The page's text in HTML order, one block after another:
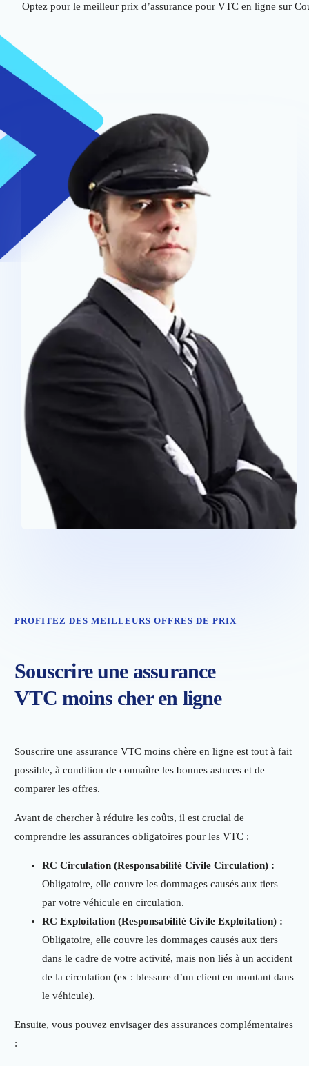
Optez pour le meilleur prix d’assurance pour VTC en ligne sur
PROFITEZ DES MEILLEURS OFFRES DE PRIX
Souscrire une assurance
VTC moins cher en ligne
Souscrire une assurance VTC moins chère en ligne est tout à fait
possible, à condition de connaître les bonnes astuces et de
comparer les offres.
Avant de chercher à réduire les coûts, il est crucial de
comprendre les assurances obligatoires pour les VTC :
RC Circulation (Responsabilité Civile Circulation) :
Obligatoire, elle couvre les dommages causés aux tiers
par votre véhicule en circulation.
RC Exploitation (Responsabilité Civile Exploitation) :
Obligatoire, elle couvre les dommages causés aux tiers
dans le cadre de votre activité, mais non liés à un accident
de la circulation (ex : blessure d’un client en montant dans
le véhicule).
Ensuite, vous pouvez envisager des assurances complémentaires
: